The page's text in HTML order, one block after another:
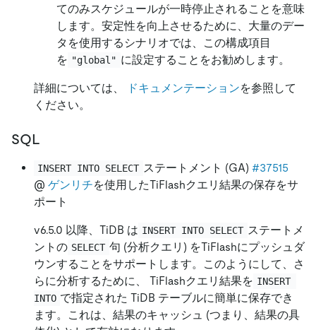
てのみスケジュールが一時停止されることを意味
します。安定性を向上させるために、大量のデー
タを使用するシナリオでは、この構成項目
を "global" に設定することをお勧めします。
詳細については、 ドキュメンテーションを参照して
ください。
SQL
INSERT INTO SELECT ステートメント (GA) #37515
@ ゲンリチを使用したTiFlashクエリ結果の保存をサ
ポート
v6.5.0 以降、TiDB は INSERT INTO SELECT ステートメ
ントの SELECT 句 (分析クエリ) をTiFlashにプッシュダ
ウンすることをサポートします。このようにして、さ
らに分析するために、 TiFlashクエリ結果を INSERT
INTO で指定された TiDB テーブルに簡単に保存でき
ます。これは、結果のキャッシュ (つまり、結果の具